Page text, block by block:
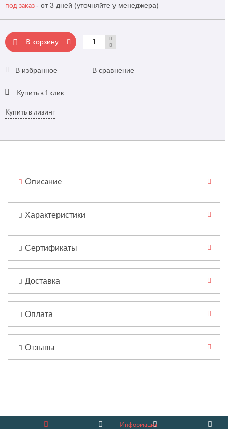
под заказ - от 3 дней (уточняйте у менеджера)
В корзину
В избранное В сравнение
Купить в 1 клик
Купить в лизинг
Описание
Характеристики
Сертификаты
Доставка
Оплата
Отзывы
Информация